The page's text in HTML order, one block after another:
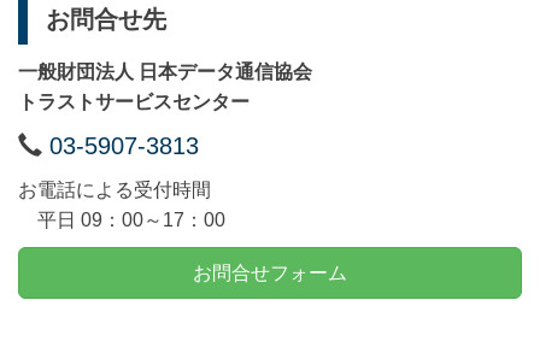
お問合せ先
一般財団法人 日本データ通信協会
トラストサービスセンター
電
話
番
号
03-5907-3813
お電話による受付時間
平日 09：00～17：00
お問合せフォーム